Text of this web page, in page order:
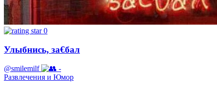
0
Улыбнись, за€бал
@smilemilf
-
Развлечения и Юмор